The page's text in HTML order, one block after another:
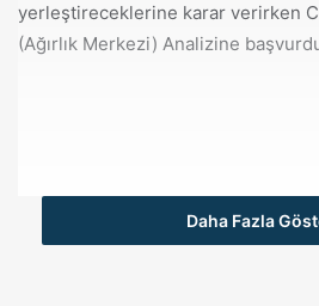
yerleştireceklerine karar verirken
(Ağırlık Merkezi) Analizine
Daha Fazla